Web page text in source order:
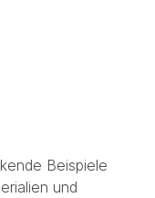
Beispiele
und